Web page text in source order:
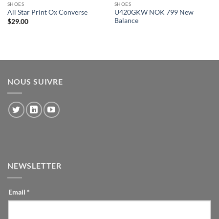
SHOES
All Star Print Ox Converse
$29.00
SHOES
U420GKW NOK 799 New
Balance
NOUS SUIVRE
NEWSLETTER
CONTACT-
INLINE
Email *